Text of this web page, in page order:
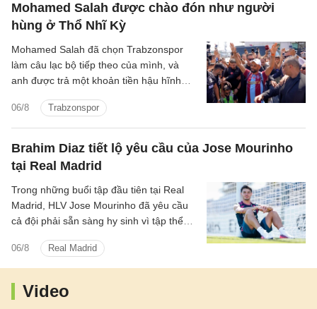
Mohamed Salah được chào đón như người
hùng ở Thổ Nhĩ Kỳ
06/8 Trabzonspor
Mohamed Salah đã chọn Trabzonspor
làm câu lạc bộ tiếp theo của mình, và
anh được trả một khoản tiền hậu hĩnh
Brahim Diaz tiết lộ yêu cầu của Jose Mourinho
tại Real Madrid
06/8 Real Madrid
Trong những buổi tập đầu tiên tại Real
Madrid, HLV Jose Mourinho đã yêu cầu
cả đội phải sẵn sàng hy sinh vì tập thể
Video